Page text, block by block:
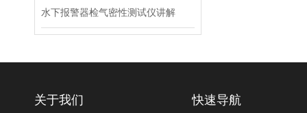
水下报警器检气密性测试仪讲解
关于我们 快速导航